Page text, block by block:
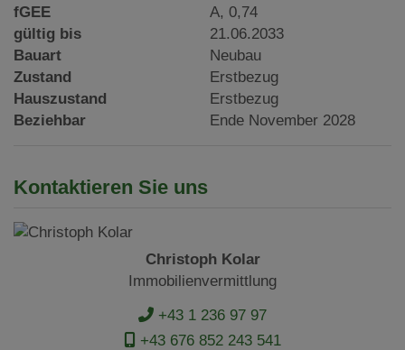
fGEE
A, 0,74
gültig bis
21.06.2033
Bauart
Neubau
Zustand
Erstbezug
Hauszustand
Erstbezug
Beziehbar
Ende November 2028
Kontaktieren Sie uns
Christoph Kolar
Immobilienvermittlung
+43 1 236 97 97
+43 676 852 243 541